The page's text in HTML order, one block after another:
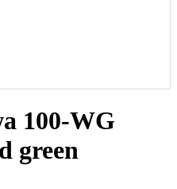
100-WG
green